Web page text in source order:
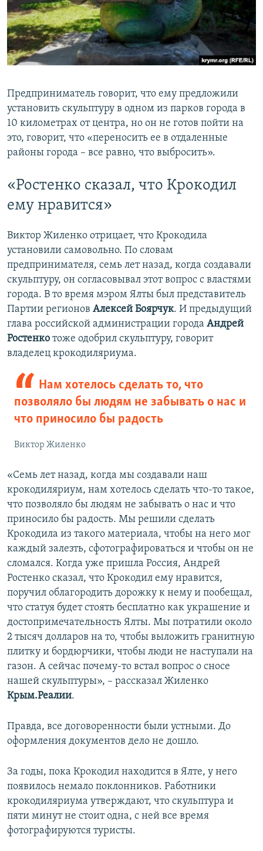
Предприниматель говорит, что ему предложили
установить скульптуру в одном из парков города в
10 километрах от центра, но он не готов пойти на
это, говорит, что «переносить ее в отдаленные
районы города – все равно, что выбросить».
«Ростенко сказал, что Крокодил
ему нравится»
Виктор Жиленко отрицает, что Крокодила
установили самовольно. По словам
предпринимателя, семь лет назад, когда создавали
скульптуру, он согласовывал этот вопрос с властями
города. В то время мэром Ялты был представитель
Партии регионов Алексей Боярчук. И предыдущий
глава российской администрации города Андрей
Ростенко тоже одобрил скульптуру, говорит
владелец крокодиляриума.
Нам хотелось сделать то, что
позволяло бы людям не забывать о нас и
что приносило бы радость
Виктор Жиленко
«Семь лет назад, когда мы создавали наш
крокодиляриум, нам хотелось сделать что-то такое,
что позволяло бы людям не забывать о нас и что
приносило бы радость. Мы решили сделать
Крокодила из такого материала, чтобы на него мог
каждый залезть, сфотографироваться и чтобы он не
сломался. Когда уже пришла Россия, Андрей
Ростенко сказал, что Крокодил ему нравится,
поручил облагородить дорожку к нему и пообещал,
что статуя будет стоять бесплатно как украшение и
достопримечательность Ялты. Мы потратили около
2 тысяч долларов на то, чтобы выложить гранитную
плитку и бордюрчики, чтобы люди не наступали на
газон. А сейчас почему-то встал вопрос о сносе
нашей скульптуры», – рассказал Жиленко
Крым.Реалии.
Правда, все договоренности были устными. До
оформления документов дело не дошло.
За годы, пока Крокодил находится в Ялте, у него
появилось немало поклонников. Работники
крокодиляриума утверждают, что скульптура и
пяти минут не стоит одна, с ней все время
фотографируются туристы.